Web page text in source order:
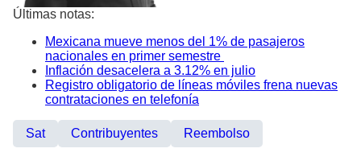
Últimas notas:
Mexicana mueve menos del 1% de pasajeros
nacionales en primer semestre
Inflación desacelera a 3.12% en julio
Registro obligatorio de líneas móviles frena nuevas
contrataciones en telefonía
Sat Contribuyentes Reembolso